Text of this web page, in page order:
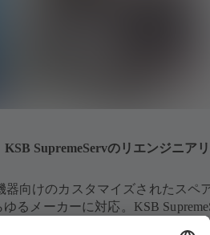
SupremeServのリエンジニア
器向けのカスタマイズされたスペ
るメーカーに対応。KSB
ューションにより、お客様が必要